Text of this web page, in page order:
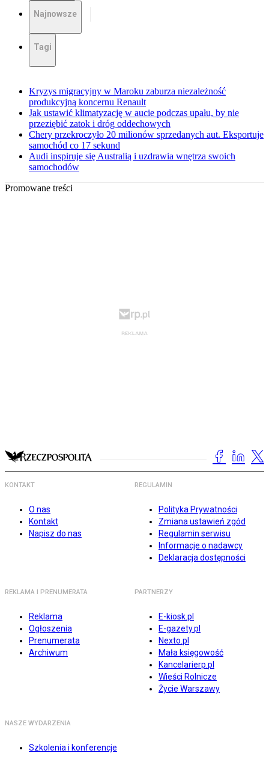
Najnowsze
Tagi
Kryzys migracyjny w Maroku zaburza niezależność
produkcyjną koncernu Renault
Jak ustawić klimatyzację w aucie podczas upału, by nie
przeziębić zatok i dróg oddechowych
Chery przekroczyło 20 milionów sprzedanych aut. Eksportuje
samochód co 17 sekund
Audi inspiruje się Australią i uzdrawia wnętrza swoich
samochodów
Promowane treści
KONTAKT
O nas
Kontakt
Napisz do nas
REGULAMIN
Polityka Prywatności
Zmiana ustawień zgód
Regulamin serwisu
Informacje o nadawcy
Deklaracja dostępności
REKLAMA I PRENUMERATA
Reklama
Ogłoszenia
Prenumerata
Archiwum
PARTNERZY
E-kiosk.pl
E-gazety.pl
Nexto.pl
Mała księgowość
Kancelarierp.pl
Wieści Rolnicze
Życie Warszawy
NASZE WYDARZENIA
Szkolenia i konferencje